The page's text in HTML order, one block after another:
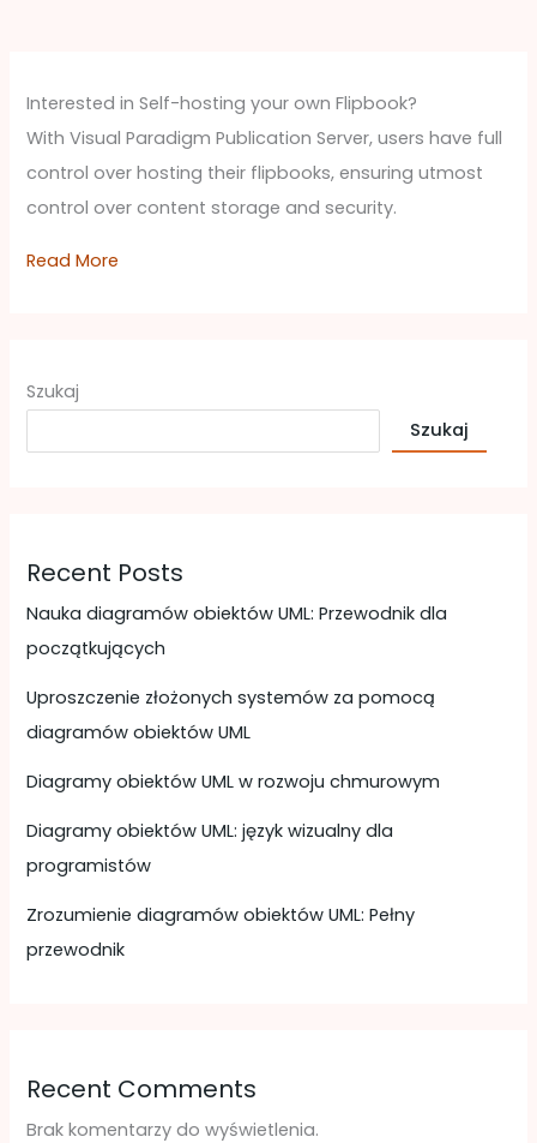
Interested in Self-hosting your own Flipbook?
With Visual Paradigm Publication Server, users have full
control over hosting their flipbooks, ensuring utmost
control over content storage and security.
Read More
Szukaj
Szukaj
Recent Posts
Nauka diagramów obiektów UML: Przewodnik dla
początkujących
Uproszczenie złożonych systemów za pomocą
diagramów obiektów UML
Diagramy obiektów UML w rozwoju chmurowym
Diagramy obiektów UML: język wizualny dla
programistów
Zrozumienie diagramów obiektów UML: Pełny
przewodnik
Recent Comments
Brak komentarzy do wyświetlenia.